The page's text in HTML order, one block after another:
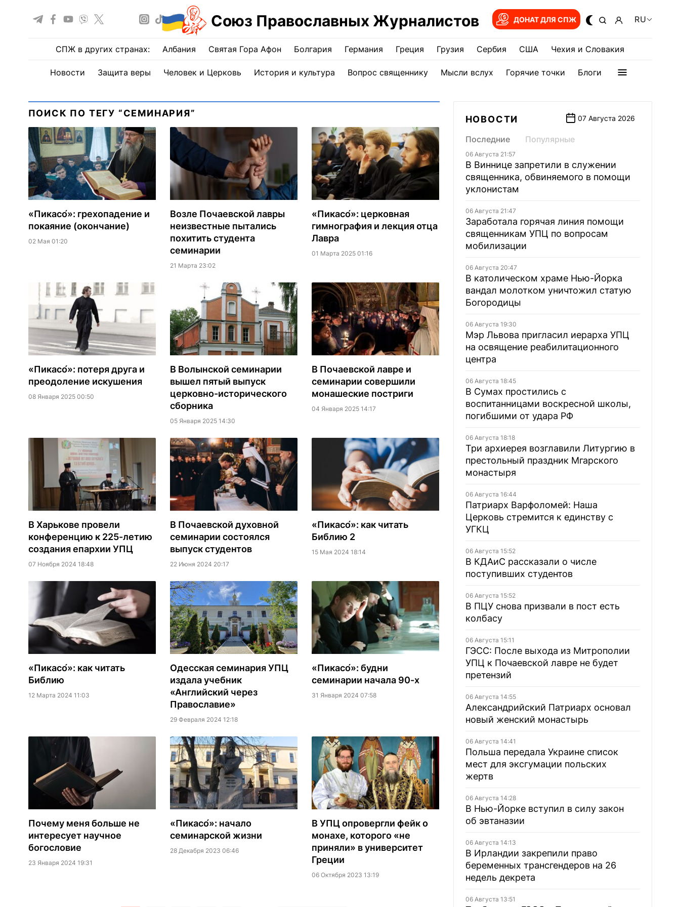
Союз Православных Журналистов ДОНАТ ДЛЯ СПЖ RU
СПЖ в других странах: Албания Святая Гора Афон Болгария Германия Греция Грузия Сербия США Чехия и Словакия
Новости Защита веры Человек и Церковь История и культура Вопрос священнику Мысли вслух Горячие точки Блоги
ПОИСК ПО ТЕГУ “СЕМИНАРИЯ”
«Пикасо́»: грехопадение и
покаяние (окончание)
02 Мая 01:20
Возле Почаевской лавры
неизвестные пытались
похитить студента
семинарии
21 Марта 23:02
«Пикасо́»: церковная
гимнография и лекция отца
Лавра
01 Марта 2025 01:16
«Пикасо́»: потеря друга и
преодоление искушения
08 Января 2025 00:50
В Волынской семинарии
вышел пятый выпуск
церковно-исторического
сборника
05 Января 2025 14:30
В Почаевской лавре и
семинарии совершили
монашеские постриги
04 Января 2025 14:17
В Харькове провели
конференцию к 225-летию
создания епархии УПЦ
07 Ноября 2024 18:48
В Почаевской духовной
семинарии состоялся
выпуск студентов
22 Июня 2024 20:17
«Пикасо́»: как читать
Библию 2
15 Мая 2024 18:14
«Пикасо́»: как читать
Библию
12 Марта 2024 11:03
Одесская семинария УПЦ
издала учебник
«Английский через
Православие»
29 Февраля 2024 12:18
«Пикасо́»: будни
семинарии начала 90-х
31 Января 2024 07:58
Почему меня больше не
интересует научное
богословие
23 Января 2024 19:31
«Пикасо́»: начало
семинарской жизни
28 Декабря 2023 06:46
В УПЦ опровергли фейк о
монахе, которого «не
приняли» в университет
Греции
06 Октября 2023 13:19
НОВОСТИ 07 Августа 2026
Последние Популярные
06 Августа 21:57
В Виннице запретили в служении
священника, обвиняемого в помощи
уклонистам
06 Августа 21:47
Заработала горячая линия помощи
священникам УПЦ по вопросам
мобилизации
06 Августа 20:47
В католическом храме Нью-Йорка
вандал молотком уничтожил статую
Богородицы
06 Августа 19:30
Мэр Львова пригласил иерарха УПЦ
на освящение реабилитационного
центра
06 Августа 18:45
В Сумах простились с
воспитанницами воскресной школы,
погибшими от удара РФ
06 Августа 18:18
Три архиерея возглавили Литургию в
престольный праздник Мгарского
монастыря
06 Августа 16:44
Патриарх Варфоломей: Наша
Церковь стремится к единству с
УГКЦ
06 Августа 15:52
В КДАиС рассказали о числе
поступивших студентов
06 Августа 15:52
В ПЦУ снова призвали в пост есть
колбасу
06 Августа 15:11
ГЭСС: После выхода из Митрополии
УПЦ к Почаевской лавре не будет
претензий
06 Августа 14:55
Александрийский Патриарх основал
новый женский монастырь
06 Августа 14:41
Польша передала Украине список
мест для эксгумации польских
жертв
06 Августа 14:28
В Нью-Йорке вступил в силу закон
об эвтаназии
06 Августа 14:13
В Ирландии закрепили право
беременных трансгендеров на 26
недель декрета
06 Августа 13:51